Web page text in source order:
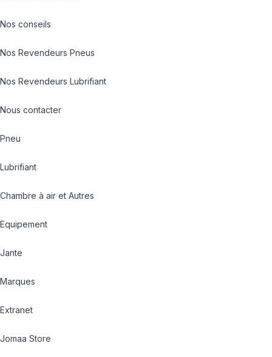
Nos conseils
Nos Revendeurs Pneus
Nos Revendeurs Lubrifiant
Nous contacter
Pneu
Lubrifiant
Chambre à air et Autres
Equipement
Jante
Marques
Extranet
Jomaa Store